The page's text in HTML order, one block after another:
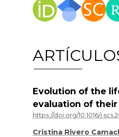
Evolution of the
evaluation of
https://doi.org/10.1016/
Cristina Rivero